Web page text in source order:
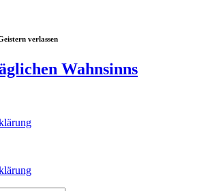
verlassen
Wahnsinns